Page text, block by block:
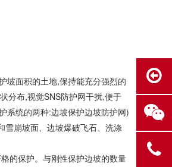
坡面积的土地,保持能充分强烈的
分布,视觉SNS防护网干扰,便于
系统的两种:边坡保护边坡防护网)
雪崩坡面、边坡爆破飞石、洗涤
的保护。与刚性保护边坡的数量